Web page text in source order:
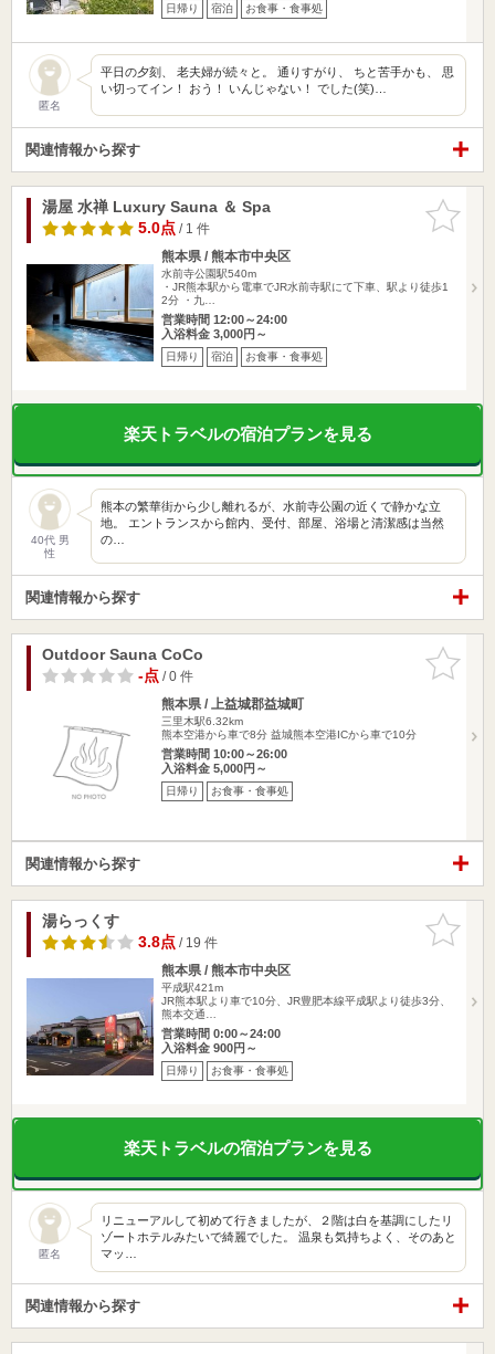
日帰り 宿泊 お食事・食事処
匿名
平日の夕刻、 老夫婦が続々と。 通りすがり、 ちと苦手かも、 思
い切ってイン！ おう！ いんじゃない！ でした(笑)…
関連情報から探す
お気に入
りに追加
湯屋 水禅 Luxury Sauna ＆ Spa
5.0点/ 1 件
熊本県 / 熊本市中央区
水前寺公園駅540m
・JR熊本駅から電車でJR水前寺駅にて下車、駅より徒歩1
2分 ・九…
営業時間 12:00～24:00
入浴料金 3,000円～
日帰り 宿泊 お食事・食事処
楽天トラベルの宿泊プランを見る
40代 男
性
熊本の繁華街から少し離れるが、水前寺公園の近くで静かな立
地。 エントランスから館内、受付、部屋、浴場と清潔感は当然
の…
関連情報から探す
お気に入
りに追加
Outdoor Sauna CoCo
-点/ 0 件
熊本県 / 上益城郡益城町
三里木駅6.32km
熊本空港から車で8分 益城熊本空港ICから車で10分
営業時間 10:00～26:00
入浴料金 5,000円～
日帰り お食事・食事処
関連情報から探す
お気に入
りに追加
湯らっくす
3.8点/ 19 件
熊本県 / 熊本市中央区
平成駅421m
JR熊本駅より車で10分、JR豊肥本線平成駅より徒歩3分、
熊本交通…
営業時間 0:00～24:00
入浴料金 900円～
日帰り お食事・食事処
楽天トラベルの宿泊プランを見る
匿名
リニューアルして初めて行きましたが、２階は白を基調にしたリ
ゾートホテルみたいで綺麗でした。 温泉も気持ちよく、そのあと
マッ…
関連情報から探す